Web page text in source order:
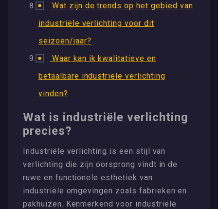
Wat zijn de trends op het gebied van
industriële verlichting voor dit
seizoen/jaar?
Waar kan ik kwalitatieve en
betaalbare industriële verlichting
vinden?
Wat is industriële verlichting
precies?
Industriële verlichting is een stijl van
verlichting die zijn oorsprong vindt in de
ruwe en functionele esthetiek van
industriële omgevingen zoals fabrieken en
pakhuizen. Kenmerkend voor industriële